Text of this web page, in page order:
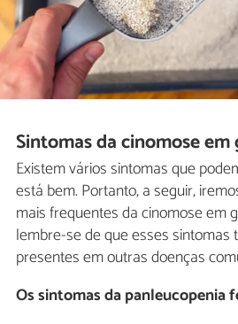
Sintomas da cinomose em
Existem vários sintomas que
está bem. Portanto, a seguir,
mais frequentes da cinomose em
lembre-se de que esses
presentes em outras doenças
Os sintomas da panleucopenia